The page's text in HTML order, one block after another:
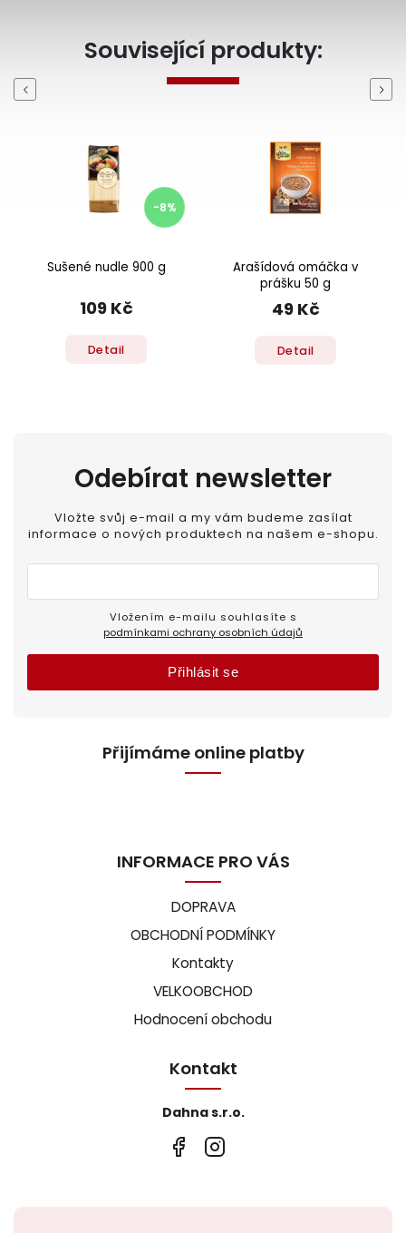
Související produkty:
Previous
-8%
Sušené nudle 900 g
109 Kč
Detail
Arašídová omáčka v
prášku 50 g
49 Kč
Detail
Next
Odebírat newsletter
Vložte svůj e-mail a my vám budeme zasílat
informace o nových produktech na našem e-shopu.
podmínkami ochrany osobních údajů
Přihlásit se
Přijímáme online platby
INFORMACE PRO VÁS
DOPRAVA
OBCHODNÍ PODMÍNKY
Kontakty
VELKOOBCHOD
Hodnocení obchodu
Kontakt
Dahna s.r.o.